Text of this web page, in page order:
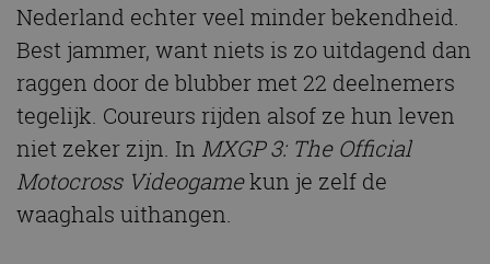
Contact
MotorRAI.nl
Nederland echter veel minder bekendheid.
Best jammer, want niets is zo uitdagend dan
raggen door de blubber met 22 deelnemers
tegelijk. Coureurs rijden alsof ze hun leven
niet zeker zijn. In MXGP 3: The Official
Motocross Videogamekun je zelf de
waaghals uithangen.